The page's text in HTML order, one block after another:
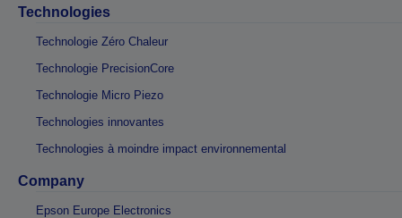
Technologies
Technologie Zéro Chaleur
Technologie PrecisionCore
Technologie Micro Piezo
Technologies innovantes
Technologies à moindre impact environnemental
Company
Epson Europe Electronics